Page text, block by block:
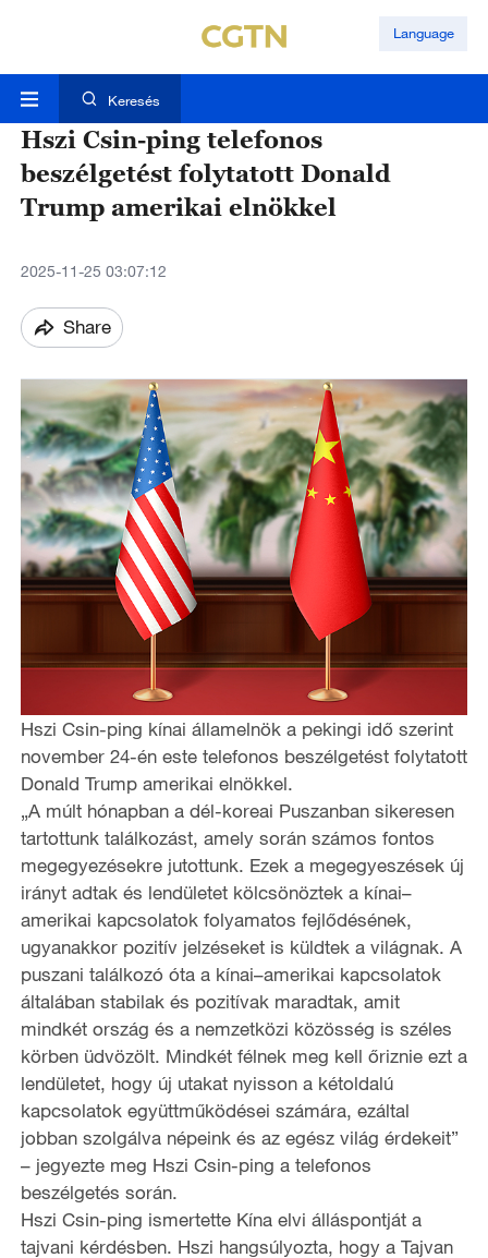
Language
Keresés
Hszi Csin-ping telefonos
beszélgetést folytatott Donald
Trump amerikai elnökkel
2025-11-25 03:07:12
Share
Hszi Csin-ping kínai államelnök a pekingi idő szerint
november 24-én este telefonos beszélgetést folytatott
Donald Trump amerikai elnökkel.
„A múlt hónapban a dél-koreai Puszanban sikeresen
tartottunk találkozást, amely során számos fontos
megegyezésekre jutottunk. Ezek a megegyeszések új
irányt adtak és lendületet kölcsönöztek a kínai–
amerikai kapcsolatok folyamatos fejlődésének,
ugyanakkor pozitív jelzéseket is küldtek a világnak. A
puszani találkozó óta a kínai–amerikai kapcsolatok
általában stabilak és pozitívak maradtak, amit
mindkét ország és a nemzetközi közösség is széles
körben üdvözölt. Mindkét félnek meg kell őriznie ezt a
lendületet, hogy új utakat nyisson a kétoldalú
kapcsolatok együttműködései számára, ezáltal
jobban szolgálva népeink és az egész világ érdekeit”
– jegyezte meg Hszi Csin-ping a telefonos
beszélgetés során.
Hszi Csin-ping ismertette Kína elvi álláspontját a
tajvani kérdésben. Hszi hangsúlyozta, hogy a Tajvan